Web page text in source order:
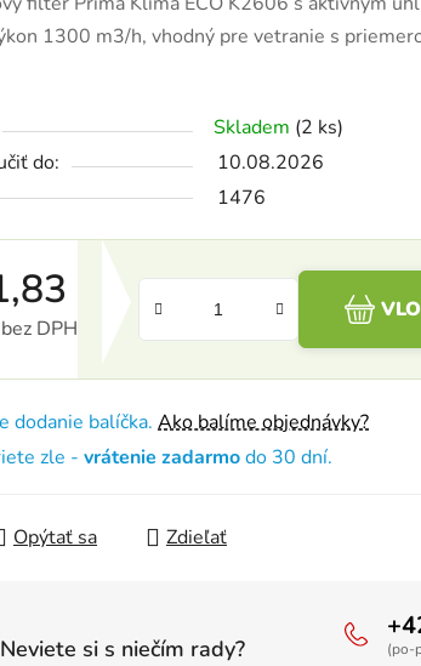
1300 m3/h, vhodný pre vetranie s
Skladem (2 ks)
do:
10.08.2026
1476
DPH
dodanie balíčka. Ako balíme objednávky?
zle - vrátenie zadarmodo 30 dní.
Opýtať sa Zdieľať
Neviete si s niečím rady? (po-